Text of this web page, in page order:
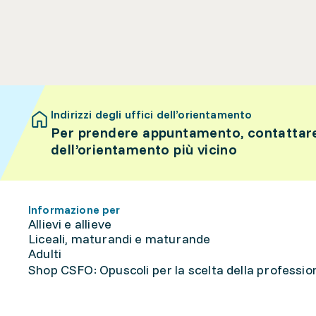
Indirizzi degli uffici dell’orientamento
Per prendere appuntamento,
dell’orientamento più vicino
Informazione per
Allievi e allieve
Liceali, maturandi e maturande
Adulti
Shop CSFO: Opuscoli per la scelta della